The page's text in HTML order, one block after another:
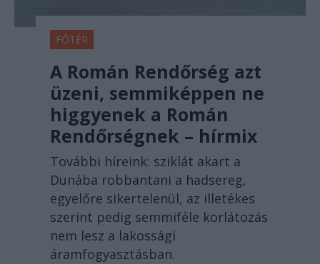
FŐTÉR
A Román Rendőrség azt
üzeni, semmiképpen ne
higgyenek a Román
Rendőrségnek – hírmix
További híreink: sziklát akart a
Dunába robbantani a hadsereg,
egyelőre sikertelenül, az illetékes
szerint pedig semmiféle korlátozás
nem lesz a lakossági
áramfogyasztásban.